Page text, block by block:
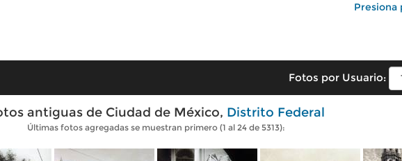
Presiona
Fotos por Usuario:
antiguas de Ciudad de México, Distrito Federal
Últimas fotos agregadas se muestran primero (1 al 24 de 5313):